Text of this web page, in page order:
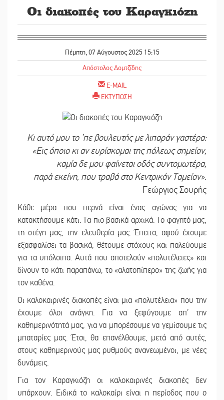
Οι διακοπές του Καραγκιόζη
Πέμπτη, 07 Αύγουστος 2025 15:15
Απόστολος Δομτζίδης
E-MAIL
ΕΚΤΥΠΩΣΗ
Κι αυτό μου το ’πε βουλευτής με λιπαράν γαστέρα:
«Εις όποιο κι αν ευρίσκομαι της πόλεως σημείον,
καμία δε μου φαίνεται οδός συντομωτέρα,
παρά εκείνη, που τραβά στο Κεντρικόν Ταμείον».
Γεώργιος Σουρής
Κάθε μέρα που περνά είναι ένας αγώνας για να
κατακτήσουμε κάτι. Τα πιο βασικά αρχικά. Το φαγητό μας,
τη στέγη μας, την ελευθερία μας. Έπειτα, αφού έχουμε
εξασφαλίσει τα βασικά, θέτουμε στόχους και παλεύουμε
για τα υπόλοιπα. Αυτά που αποτελούν «πολυτέλειες» και
δίνουν το κάτι παραπάνω, το «αλατοπίπερο» της ζωής για
τον καθένα.
Οι καλοκαιρινές διακοπές είναι μια «πολυτέλεια» που την
έχουμε όλοι ανάγκη. Για να ξεφύγουμε απ’ την
καθημερινότητά μας, για να μπορέσουμε να γεμίσουμε τις
μπαταρίες μας. Έτσι, θα επανέλθουμε, μετά από αυτές,
στους καθημερινούς μας ρυθμούς ανανεωμένοι, με νέες
δυνάμεις.
Για τον Καραγκιόζη οι καλοκαιρινές διακοπές δεν
υπάρχουν. Ειδικά το καλοκαίρι είναι η περίοδος που ο